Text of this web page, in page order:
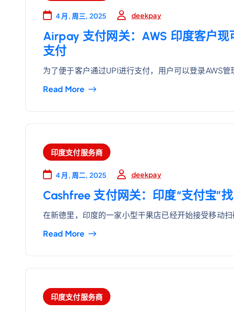
4 月, 周三, 2025 deekpay
Airpay 支付网关：AWS 印度客户
支付
为了便于客户通过UPI进行支付，用户可以登录AWS管
Read More
印度支付服务商
4 月, 周二, 2025 deekpay
Cashfree 支付网关：印度“支付宝”
在新德里，印度的一家小型干果店已经开始接受移动
Read More
印度支付服务商